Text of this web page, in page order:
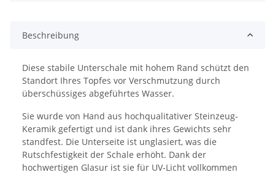
Beschreibung
Diese stabile Unterschale mit hohem Rand schützt den
Standort Ihres Topfes vor Verschmutzung durch
überschüssiges abgeführtes Wasser.
Sie wurde von Hand aus hochqualitativer Steinzeug-
Keramik gefertigt und ist dank ihres Gewichts sehr
standfest. Die Unterseite ist unglasiert, was die
Rutschfestigkeit der Schale erhöht. Dank der
hochwertigen Glasur ist sie für UV-Licht vollkommen